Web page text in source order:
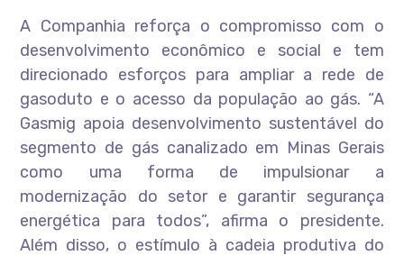
A Companhia reforça o compromisso com o
desenvolvimento econômico e social e tem
direcionado esforços para ampliar a rede de
gasoduto e o acesso da população ao gás. “A
Gasmig apoia desenvolvimento sustentável do
segmento de gás canalizado em Minas Gerais
como uma forma de impulsionar a
modernização do setor e garantir segurança
energética para todos”, afirma o presidente.
Além disso, o estímulo à cadeia produtiva do